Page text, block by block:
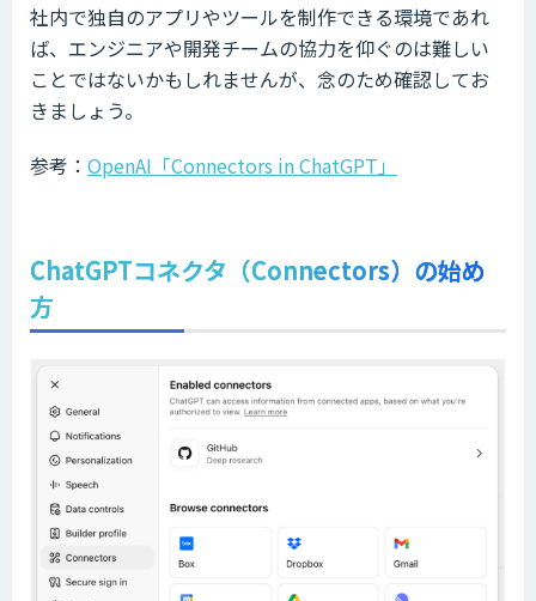
社内で独自のアプリやツールを制作できる環境であれ
ば、エンジニアや開発チームの協力を仰ぐのは難しい
ことではないかもしれませんが、念のため確認してお
きましょう。
参考： OpenAI「Connectors in ChatGPT」
ChatGPTコネクタ（Connectors）の始め
方